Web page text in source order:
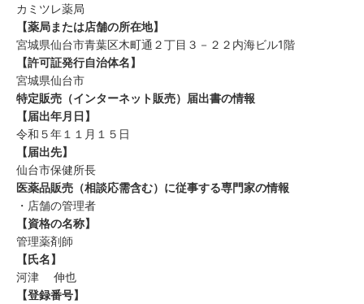
カミツレ薬局
【薬局または店舗の所在地】
宮城県仙台市青葉区木町通２丁目３－２２内海ビル1階
【許可証発行自治体名】
宮城県仙台市
特定販売（インターネット販売）届出書の情報
【届出年月日】
令和５年１１月１５日
【届出先】
仙台市保健所長
医薬品販売（相談応需含む）に従事する専門家の情報
・店舗の管理者
【資格の名称】
管理薬剤師
【氏名】
河津 伸也
【登録番号】